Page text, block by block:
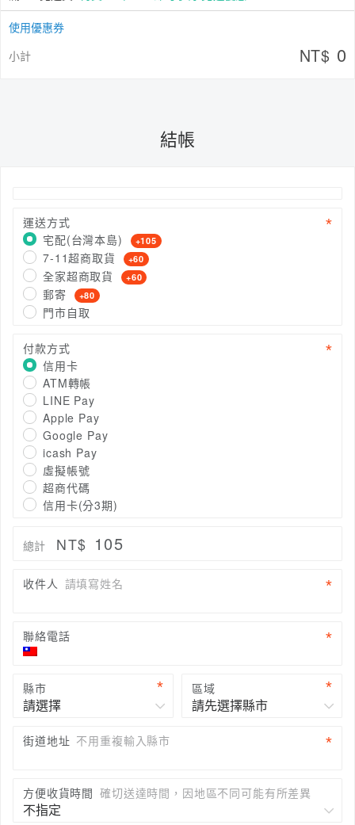
使用優惠券
小計
NT$ 0
結帳
運送方式
宅配(台灣本島)
+105
7-11超商取貨 +60
全家超商取貨 +60
郵寄 +80
門市自取
付款方式
信用卡
ATM轉帳
LINE Pay
Apple Pay
Google Pay
icash Pay
虛擬帳號
超商代碼
信用卡(分3期)
總計 NT$ 105
收件人 請填寫姓名
聯絡電話
縣市 區域
街道地址 不用重複輸入縣市
方便收貨時間 確切送達時間，因地區不同可能有所差異